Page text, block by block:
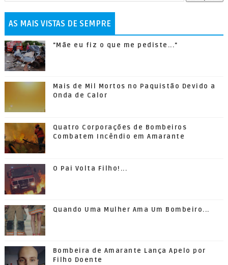
AS MAIS VISTAS DE SEMPRE
"Mãe eu fiz o que me pediste..."
Mais de Mil Mortos no Paquistão Devido a
Onda de Calor
Quatro Corporações de Bombeiros
Combatem Incêndio em Amarante
O Pai Volta Filho!...
Quando Uma Mulher Ama Um Bombeiro...
Bombeira de Amarante Lança Apelo por
Filho Doente